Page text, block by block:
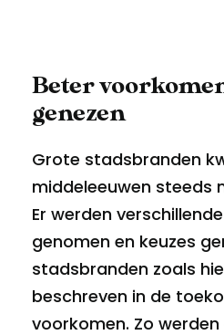
Beter
genezen
Grote stadsbranden
middeleeuwen steeds
Er werden
genomen en keuzes
stadsbranden zoals
beschreven in de
voorkomen. Zo werden